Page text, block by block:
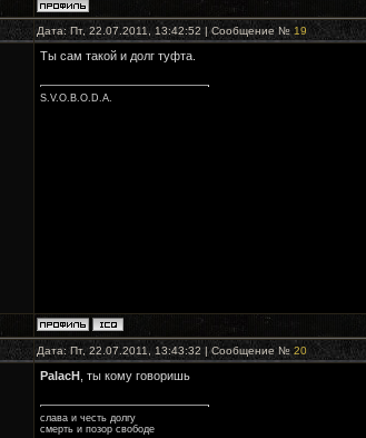
Дата: Пт, 22.07.2011, 13:42:52 | Сообщение № 19
Ты сам такой и долг туфта.
S.V.O.B.O.D.A.
Дата: Пт, 22.07.2011, 13:43:32 | Сообщение № 20
PalacH , ты кому говоришь
слава и честь долгу
смерть и позор свободе